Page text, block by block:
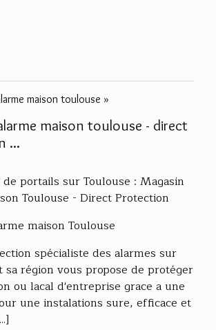
maison toulouse »
maison toulouse - direct
...
portails sur Toulouse : Magasin
Toulouse - Direct Protection
maison Toulouse
spécialiste des alarmes sur
sa région vous propose de protéger
ou lacal d'entreprise grace a une
une instalations sure, efficace et